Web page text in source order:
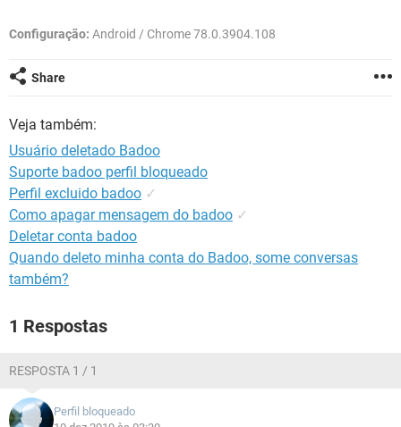
GUIA DE COMPRAS
Configuração: Android / Chrome 78.0.3904.108
Share
Veja também:
Usuário deletado Badoo
Suporte badoo perfil bloqueado
Perfil excluido badoo ✓
Como apagar mensagem do badoo ✓
Deletar conta badoo
Quando deleto minha conta do Badoo, some conversas
também?
1 Respostas
RESPOSTA 1 / 1
Perfil bloqueado